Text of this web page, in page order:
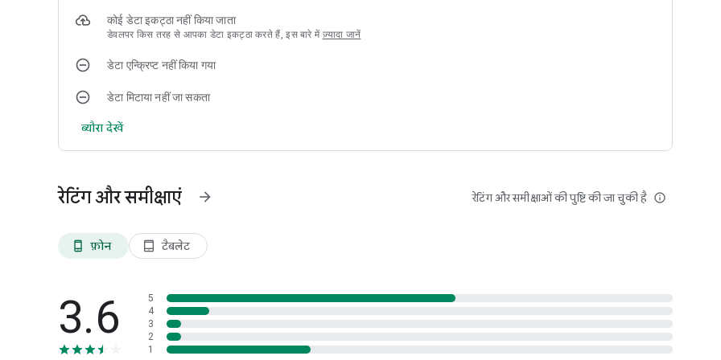
कोई डेटा इकट्ठा नहीं किया जाता
डेवलपर किस तरह से आपका डेटा इकट्ठा करते हैं, इस बारे में ज़्यादा जानें
डेटा एन्क्रिप्ट नहीं किया गया
डेटा मिटाया नहीं जा सकता
ब्यौरा देखें
रेटिंग और समीक्षाएं arrow_forward रेटिंग और समीक्षाओं की पुष्टि की जा चुकी है info_outline
phone_android फ़ोन tablet_android टैबलेट
3.6
5
4
3
2
1